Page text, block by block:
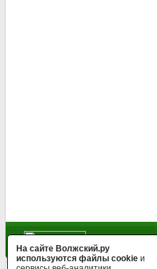
На сайте Волжский.ру
используются файлы cookie и